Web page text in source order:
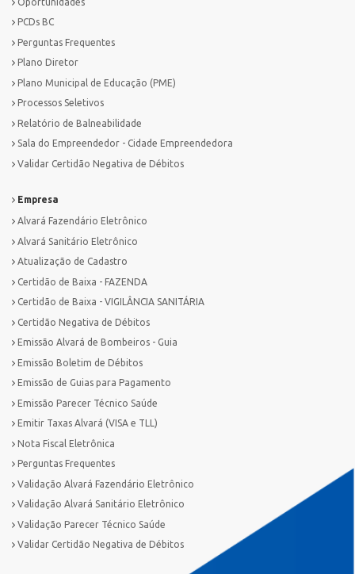
PCDs BC
Perguntas Frequentes
Plano Diretor
Plano Municipal de Educação (PME)
Processos Seletivos
Relatório de Balneabilidade
Sala do Empreendedor - Cidade Empreendedora
Validar Certidão Negativa de Débitos
Empresa
Alvará Fazendário Eletrônico
Alvará Sanitário Eletrônico
Atualização de Cadastro
Certidão de Baixa - FAZENDA
Certidão de Baixa - VIGILÂNCIA SANITÁRIA
Certidão Negativa de Débitos
Emissão Alvará de Bombeiros - Guia
Emissão Boletim de Débitos
Emissão de Guias para Pagamento
Emissão Parecer Técnico Saúde
Emitir Taxas Alvará (VISA e TLL)
Nota Fiscal Eletrônica
Perguntas Frequentes
Validação Alvará Fazendário Eletrônico
Validação Alvará Sanitário Eletrônico
Validação Parecer Técnico Saúde
Validar Certidão Negativa de Débitos